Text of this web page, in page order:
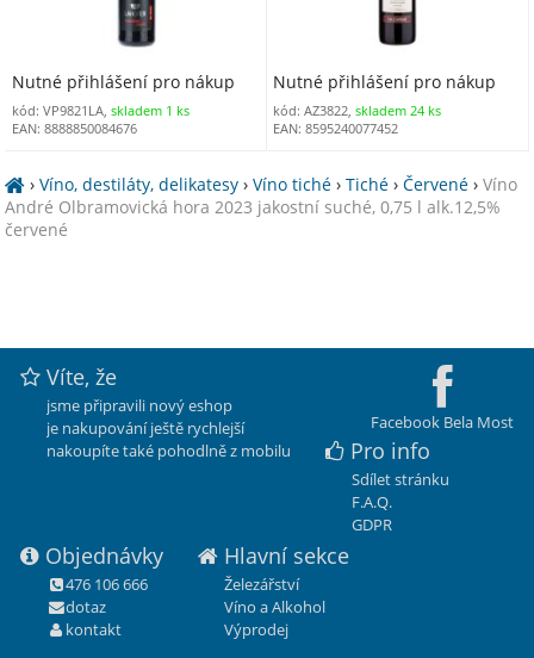
Nutné přihlášení pro nákup
kód: VP9821LA, skladem 1 ks
EAN: 8888850084676
Nutné přihlášení pro nákup
kód: AZ3822,skladem 24 ks
EAN: 8595240077452
›Víno, destiláty, delikatesy ›Víno tiché ›Tiché ›Červené ›Víno
André Olbramovická hora 2023 jakostní suché, 0,75 l alk.12,5%
červené
Facebook Bela Most
Víte, že
jsme připravili nový eshop
je nakupování ještě rychlejší
nakoupíte také pohodlně z mobilu
Pro info
Sdílet stránku
F.A.Q.
GDPR
Objednávky
476 106 666
dotaz
kontakt
Hlavní sekce
Železářství
Víno a Alkohol
Výprodej